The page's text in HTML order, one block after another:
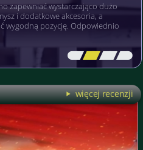
zapewniać wystarczająco dużo
i dodatkowe akcesoria, a
wygodną pozycję. Odpowiednio
[\ \\ \\ \]
więcej recenzji